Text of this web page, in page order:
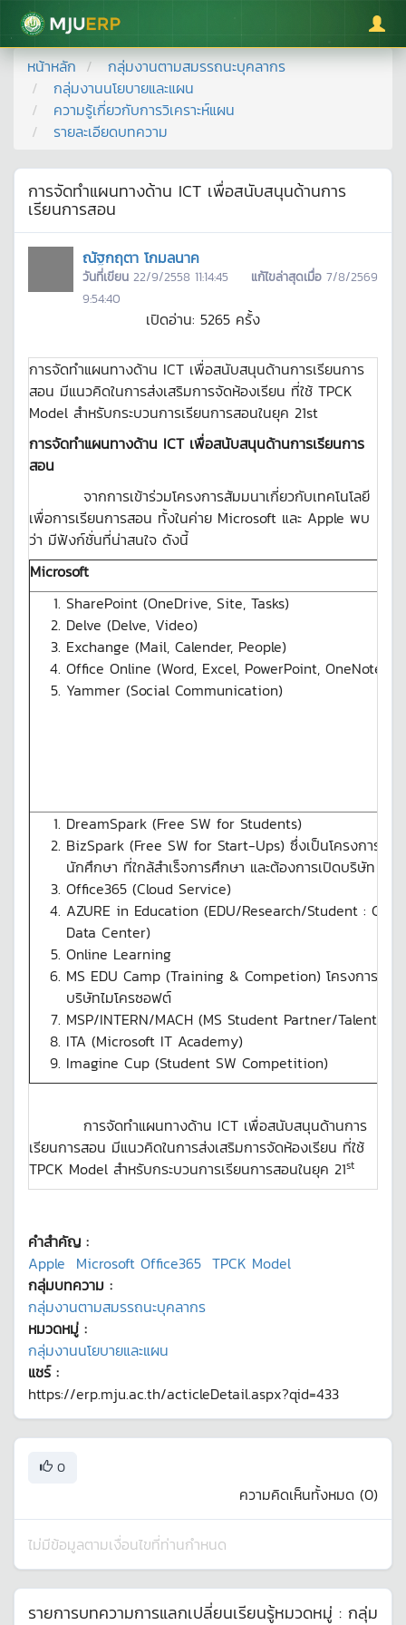
มหาวิทยาลัยแม่โจ้
หน้าหลัก
กลุ่มงานตามสมรรถนะบุคลากร
กลุ่มงานนโยบายและแผน
ความรู้เกี่ยวกับการวิเคราะห์แผน
รายละเอียดบทความ
การจัดทำแผนทางด้าน ICT เพื่อสนับสนุนด้านการ
เรียนการสอน
ณัฐกฤตา โกมลนาค
วันที่เขียน 22/9/2558 11:14:45 แก้ไขล่าสุดเมื่อ 7/8/2569
9:54:40
เปิดอ่าน: 5265 ครั้ง
การจัดทำแผนทางด้าน ICT เพื่อสนับสนุนด้านการเรียนการ
สอน มีแนวคิดในการส่งเสริมการจัดห้องเรียน ที่ใช้ TPCK
Model สำหรับกระบวนการเรียนการสอนในยุค 21st
การจัดทำแผนทางด้าน ICT เพื่อสนับสนุนด้านการเรียนการ
สอน
จากการเข้าร่วมโครงการสัมมนาเกี่ยวกับเทคโนโลยี
เพื่อการเรียนการสอน ทั้งในค่าย Microsoft และ Apple พบ
ว่า มีฟังก์ชั่นที่น่าสนใจ ดังนี้
Microsoft
SharePoint (OneDrive, Site, Tasks)
Delve (Delve, Video)
Exchange (Mail, Calender, People)
Office Online (Word, Excel, PowerPoint, OneNote,
Yammer (Social Communication)
DreamSpark (Free SW for Students)
BizSpark (Free SW for Start-Ups) ซึ่งเป็นโครงการสนั
นักศึกษา ที่ใกล้สำเร็จการศึกษา และต้องการเปิดบริษัท
Office365 (Cloud Service)
AZURE in Education (EDU/Research/Student :
Data Center)
Online Learning
MS EDU Camp (Training & Competion) โครงการฝึก
บริษัทไมโครซอฟต์
MSP/INTERN/MACH (MS Student Partner/Talent)
ITA (Microsoft IT Academy)
Imagine Cup (Student SW Competition)
การจัดทำแผนทางด้าน ICT เพื่อสนับสนุนด้านการ
เรียนการสอน มีแนวคิดในการส่งเสริมการจัดห้องเรียน ที่ใช้
TPCK Model สำหรับกระบวนการเรียนการสอนในยุค 21st
คำสำคัญ :
Apple Microsoft Office365 TPCK Model
กลุ่มบทความ :
กลุ่มงานตามสมรรถนะบุคลากร
หมวดหมู่ :
กลุ่มงานนโยบายและแผน
แชร์ :
https://erp.mju.ac.th/acticleDetail.aspx?qid=433
0
ความคิดเห็นทั้งหมด (0)
ไม่มีข้อมูลตามเงื่อนไขที่ท่านกำหนด
รายการบทความการแลกเปลี่ยนเรียนรู้หมวดหมู่ : กลุ่ม